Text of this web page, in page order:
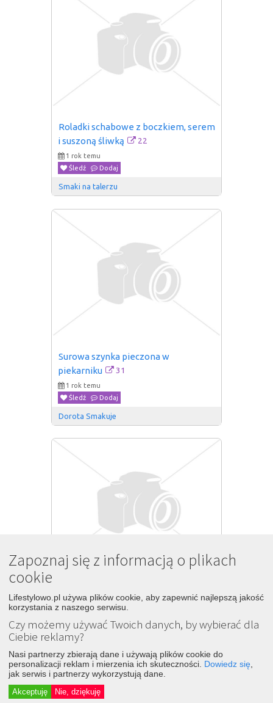
Roladki schabowe z boczkiem, serem
i suszoną śliwką
22
1 rok temu
Śledź
Dodaj
Smaki na talerzu
Surowa szynka pieczona w
piekarniku
31
1 rok temu
Śledź
Dodaj
Dorota Smakuje
pomidorowym sosie
5
Śledź
Dodaj
Smaki na talerzu
Zapoznaj się z informacją o plikach
cookie
Lifestylowo.pl używa plików cookie, aby zapewnić najlepszą jakość
korzystania z naszego serwisu.
Czy możemy używać Twoich danych, by wybierać dla
Ciebie reklamy?
Nasi partnerzy zbierają dane i używają plików cookie do
personalizacji reklam i mierzenia ich skuteczności. Dowiedz się
jak serwis i partnerzy wykorzystują dane.
Akceptuję Nie, dziękuję